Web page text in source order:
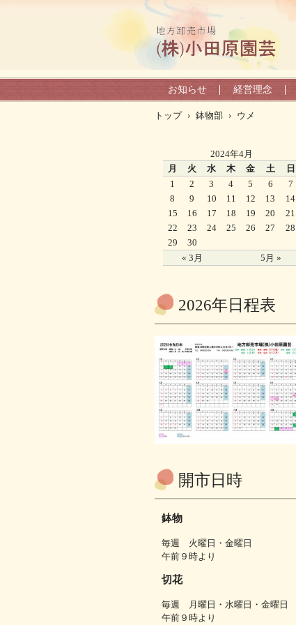
お知らせ 経営理念
トップ › 鉢物部 › ウメ
2024年4月
月
火 水 木 金 土 日
« 3月 5月 »
1 2 3 4 5 6
7
8
9 10 11 12 13
14
15
16 17 18 19 20
21
22
23 24 25 26 27
28
29
30
2026年日程表
開市日時
鉢物
毎週 火曜日・金曜日
午前９時より
切花
毎週 月曜日・水曜日・金曜日
午前９時より